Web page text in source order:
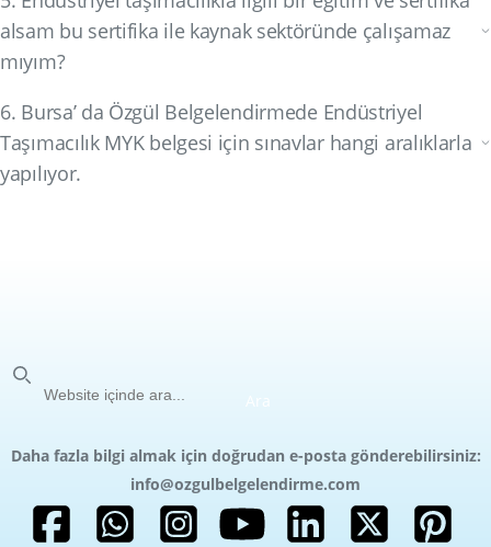
alsam bu sertifika ile kaynak sektöründe çalışamaz
mıyım?
6. Bursa’ da Özgül Belgelendirmede Endüstriyel
Taşımacılık MYK belgesi için sınavlar hangi aralıklarla
yapılıyor.
Ara
Daha fazla bilgi almak için doğrudan e-posta gönderebilirsiniz:
info@ozgulbelgelendirme.com